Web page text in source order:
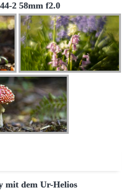
2 58mm f2.0
mit dem Ur-Helios